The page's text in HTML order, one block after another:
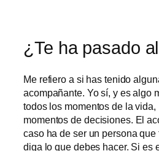
¿Te ha pasado
Me refiero a si has tenido
acompañante. Yo sí, y es algo
todos los momentos de la
momentos de decisiones. El
caso ha de ser un persona
diga lo que debes hacer. Si es